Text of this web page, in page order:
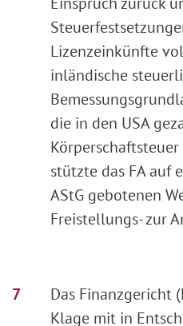
Lizenzeinkünfte
inländische
die in den USA
Körperschaftsteuer
stützte das FA auf
AStG gebotenen
Freistellungs- zur
Das Finanzgericht
Klage mit in